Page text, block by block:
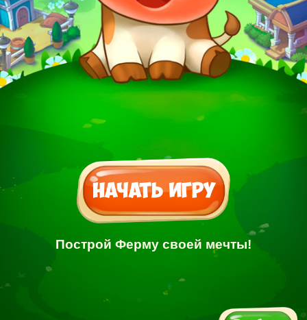
Построй Ферму своей мечты!